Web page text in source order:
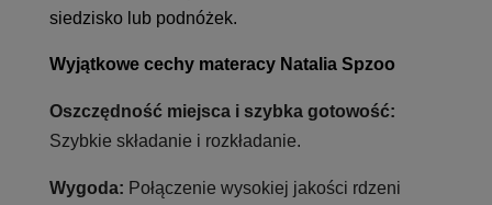
siedzisko lub podnóżek.
Wyjątkowe cechy materacy Natalia Spzoo
Oszczędność miejsca i szybka gotowość:
Szybkie składanie i rozkładanie.
Wygoda: Połączenie wysokiej jakości rdzeni